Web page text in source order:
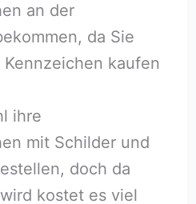
an der
da Sie
kaufen
ihre
mit Schilder und
doch da
kostet es viel